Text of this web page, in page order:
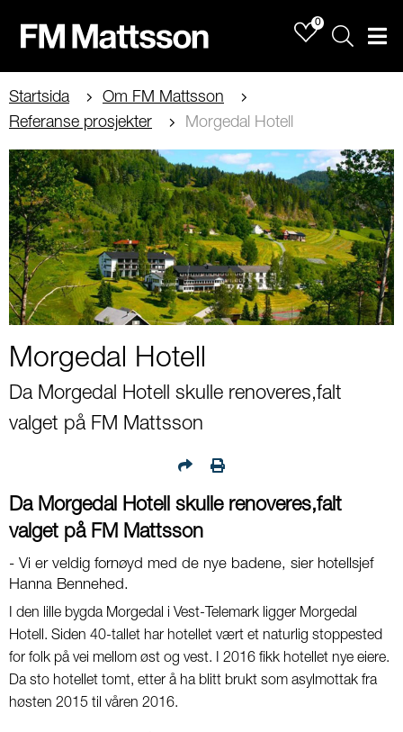
0
Sök
Startsida
Om FM Mattsson
Referanse prosjekter
Morgedal Hotell
Morgedal Hotell
Da Morgedal Hotell skulle renoveres,falt
valget på FM Mattsson
Da Morgedal Hotell skulle renoveres,falt
valget på FM Mattsson
- Vi er veldig fornøyd med de nye badene, sier hotellsjef
Hanna Bennehed.
I den lille bygda Morgedal i Vest-Telemark ligger Morgedal
Hotell. Siden 40-tallet har hotellet vært et naturlig stoppested
for folk på vei mellom øst og vest. I 2016 fikk hotellet nye eiere.
Da sto hotellet tomt, etter å ha blitt brukt som asylmottak fra
høsten 2015 til våren 2016.